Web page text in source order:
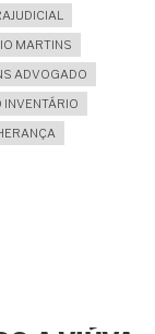
MARTINS
ADVOGADO